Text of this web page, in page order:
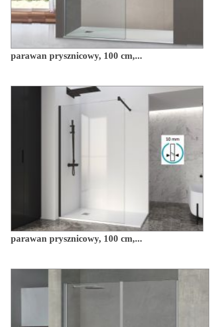
parawan prysznicowy, 100 cm,...
parawan prysznicowy, 100 cm,...